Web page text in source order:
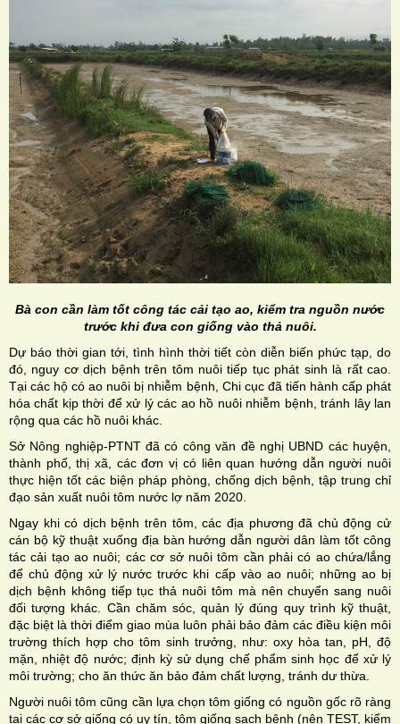
Bà con cần làm tốt công tác cải tạo ao, kiểm tra nguồn nước
trước khi đưa con giống vào thả nuôi.
Dự báo thời gian tới, tình hình thời tiết còn diễn biến phức tạp, do
đó, nguy cơ dịch bệnh trên tôm nuôi tiếp tục phát sinh là rất cao.
Tại các hộ có ao nuôi bị nhiễm bệnh, Chi cục đã tiến hành cấp phát
hóa chất kịp thời để xử lý các ao hồ nuôi nhiễm bệnh, tránh lây lan
rộng qua các hồ nuôi khác.
Sở Nông nghiệp-PTNT đã có công văn đề nghị UBND các huyện,
thành phố, thị xã, các đơn vị có liên quan hướng dẫn người nuôi
thực hiện tốt các biện pháp phòng, chống dịch bệnh, tập trung chỉ
đạo sản xuất nuôi tôm nước lợ năm 2020.
Ngay khi có dịch bệnh trên tôm, các địa phương đã chủ động cử
cán bộ kỹ thuật xuống địa bàn hướng dẫn người dân làm tốt công
tác cải tạo ao nuôi; các cơ sở nuôi tôm cần phải có ao chứa/lắng
để chủ động xử lý nước trước khi cấp vào ao nuôi; những ao bị
dịch bệnh không tiếp tục thả nuôi tôm mà nên chuyển sang nuôi
đối tượng khác. Cần chăm sóc, quản lý đúng quy trình kỹ thuật,
đặc biệt là thời điểm giao mùa luôn phải bảo đảm các điều kiện môi
trường thích hợp cho tôm sinh trưởng, như: oxy hòa tan, pH, độ
mặn, nhiệt độ nước; định kỳ sử dụng chế phẩm sinh học để xử lý
môi trường; cho ăn thức ăn bảo đảm chất lượng, tránh dư thừa.
Người nuôi tôm cũng cần lựa chọn tôm giống có nguồn gốc rõ ràng
tại các cơ sở giống có uy tín, tôm giống sạch bệnh (nên TEST, kiểm